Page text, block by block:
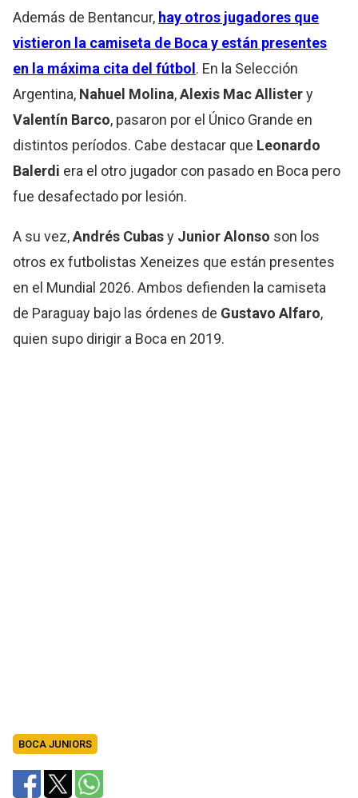
Además de Bentancur, hay otros jugadores que
vistieron la camiseta de Boca y están presentes
en la máxima cita del fútbol . En la Selección
Argentina, Nahuel Molina,Alexis Mac Allistery
Valentín Barco, pasaron por el Único Grande en
distintos períodos. Cabe destacar que Leonardo
Balerdi era el otro jugador con pasado en Boca pero
fue desafectado por lesión.
A su vez,Andrés Cubasy Junior Alonso son los
otros ex futbolistas Xeneizes que están presentes
en el Mundial 2026. Ambos defienden la camiseta
de Paraguay bajo las órdenes de Gustavo Alfaro,
quien supo dirigir a Boca en 2019.
BOCA JUNIORS